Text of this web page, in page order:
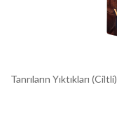
Tanrıların Yıktıkları (Ciltli)